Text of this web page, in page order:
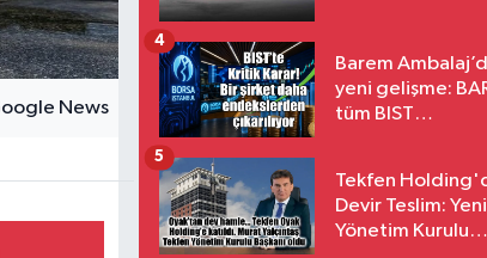
Barem
yeni gelişme:
tüm BIST
4
Tekfen
Devir Teslim: Yeni
Yönetim Kurulu
5